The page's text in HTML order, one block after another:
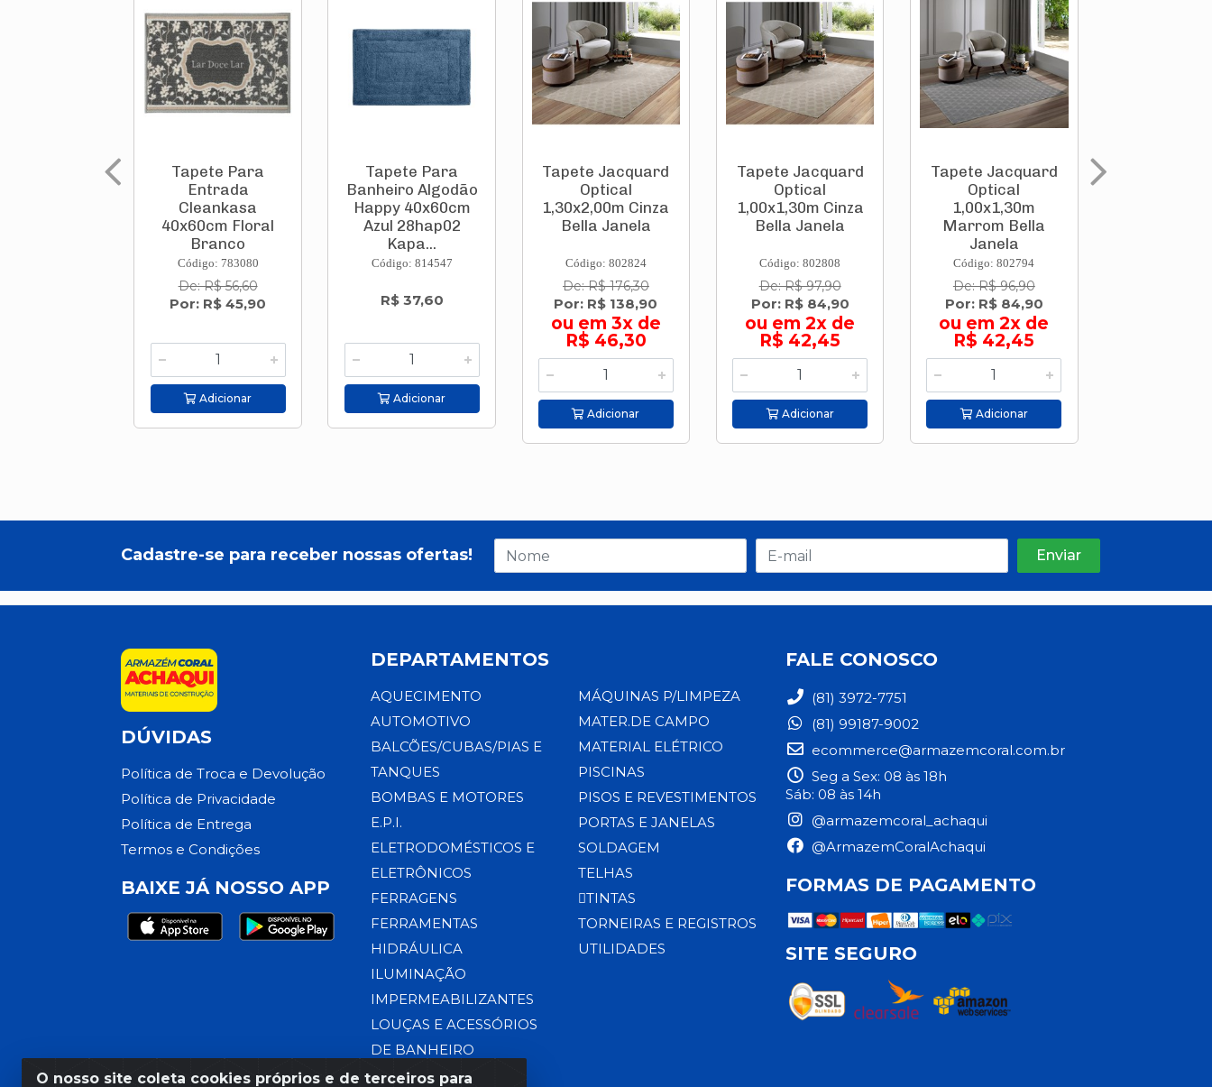
Tapete Para
Entrada
Cleankasa
40x60cm Floral
Branco
1414027b...
Código: 783080
De: R$ 56,60
Por: R$ 45,90
Adicionar
Tapete Para
Banheiro Algodão
Happy 40x60cm
Azul 28hap02
Kapa...
Código: 814547
R$ 37,60
Adicionar
Tapete Jacquard
Optical
1,30x2,00m Cinza
Bella Janela
Código: 802824
De: R$ 176,30
Por: R$ 138,90
ou em 3x de
R$ 46,30
Adicionar
Tapete Jacquard
Optical
1,00x1,30m Cinza
Bella Janela
Código: 802808
De: R$ 97,90
Por: R$ 84,90
ou em 2x de
R$ 42,45
Adicionar
Tapete Jacquard
Optical
1,00x1,30m
Marrom Bella
Janela
Código: 802794
De: R$ 96,90
Por: R$ 84,90
ou em 2x de
R$ 42,45
Adicionar
O nosso site coleta cookies próprios e de terceiros para
Cadastre-se para receber nossas ofertas!
DÚVIDAS
Política de Troca e Devolução
Política de Privacidade
Política de Entrega
Termos e Condições
BAIXE JÁ NOSSO APP
DEPARTAMENTOS
AQUECIMENTO
AUTOMOTIVO
BALCÕES/CUBAS/PIAS E
TANQUES
BOMBAS E MOTORES
E.P.I.
ELETRODOMÉSTICOS E
ELETRÔNICOS
FERRAGENS
FERRAMENTAS
HIDRÁULICA
ILUMINAÇÃO
IMPERMEABILIZANTES
LOUÇAS E ACESSÓRIOS
DE BANHEIRO
MÁQUINAS P/LIMPEZA
MATER.DE CAMPO
MATERIAL ELÉTRICO
PISCINAS
PISOS E REVESTIMENTOS
PORTAS E JANELAS
SOLDAGEM
TELHAS
TINTAS
TORNEIRAS E REGISTROS
UTILIDADES
FALE CONOSCO
(81) 3972-7751
(81) 99187-9002
ecommerce@armazemcoral.com.br
Seg a Sex: 08 às 18h
Sáb: 08 às 14h
@armazemcoral_achaqui
@ArmazemCoralAchaqui
FORMAS DE PAGAMENTO
SITE SEGURO